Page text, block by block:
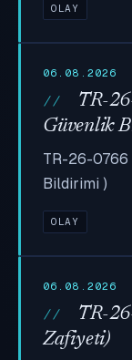
OLAY
06.08.2026
TR-
Güvenlik
TR-26-0766
Bildirimi )
OLAY
06.08.2026
TR-
Zafiyeti)